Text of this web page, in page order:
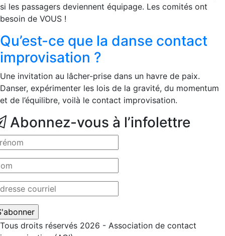
si les passagers deviennent équipage. Les comités ont
besoin de VOUS !
Qu’est-ce que la danse contact
improvisation ?
Une invitation au lâcher-prise dans un havre de paix.
Danser, expérimenter les lois de la gravité, du momentum
et de l’équilibre, voilà le contact improvisation.
Abonnez-vous à l’infolettre
Tous droits réservés 2026 - Association de contact